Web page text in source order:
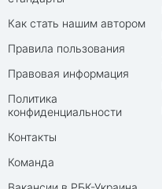
Как стать нашим автором
Правила пользования
Правовая информация
Политика
конфиденциальности
Контакты
Команда